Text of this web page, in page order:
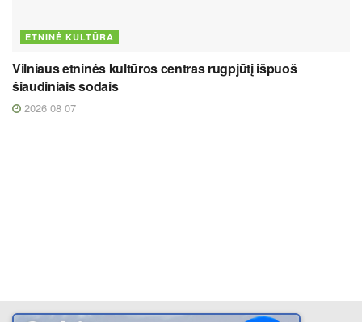
ETNINĖ KULTŪRA
Vilniaus etninės kultūros centras rugpjūtį išpuoš
šiaudiniais sodais
2026 08 07